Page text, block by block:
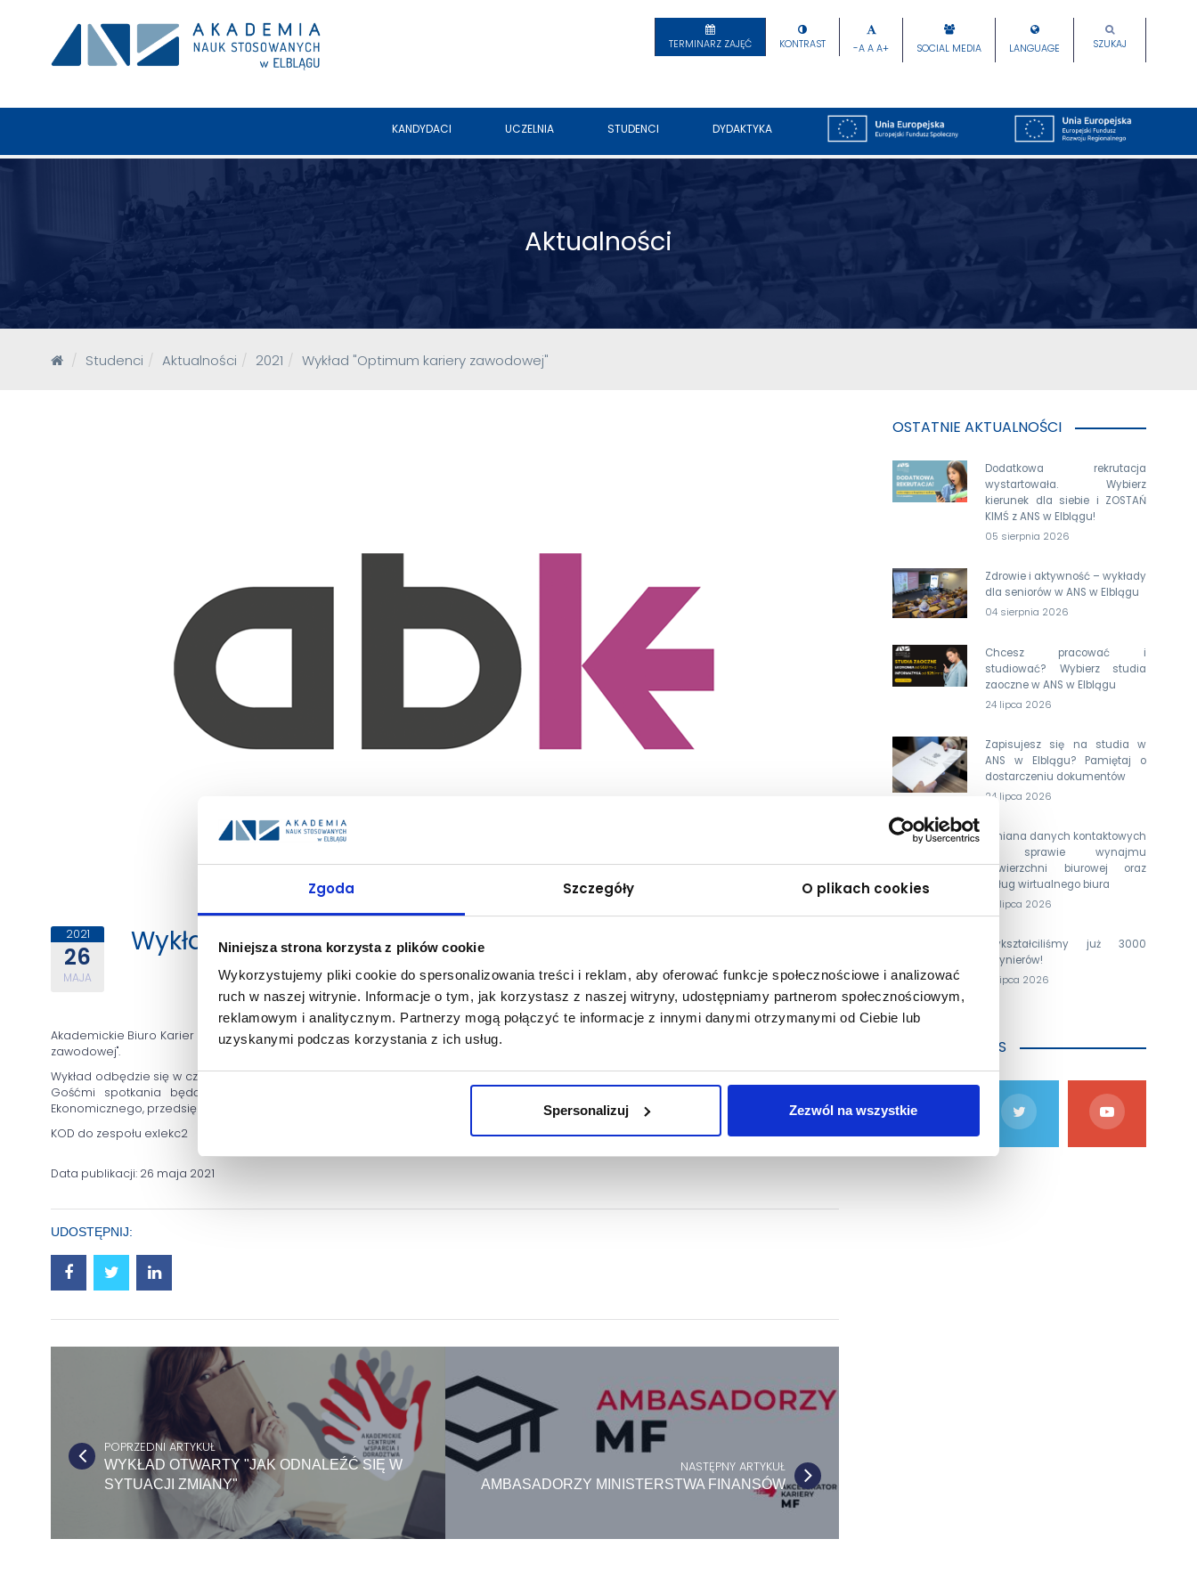
Zgoda Szczegóły O plikach cookies
Niniejsza strona korzysta z plików cookie
Wykorzystujemy pliki cookie do spersonalizowania treści i reklam, aby oferować funkcje społecznościowe i analizować
ruch w naszej witrynie. Informacje o tym, jak korzystasz z naszej witryny, udostępniamy partnerom społecznościowym,
reklamowym i analitycznym. Partnerzy mogą połączyć te informacje z innymi danymi otrzymanymi od Ciebie lub
uzyskanymi podczas korzystania z ich usług.
Spersonalizuj Zezwól na wszystkie
TERMINARZ ZAJĘĆ KONTRAST -A A A+ SOCIAL MEDIA LANGUAGE SZUKAJ
KANDYDACI UCZELNIA STUDENCI DYDAKTYKA
Aktualności
Studenci Aktualności 2021 Wykład "Optimum kariery zawodowej"
2021
26
MAJA
Wykład "Optimum kariery zawodowej"
Akademickie Biuro Karier zaprasza studentów II roku na wykład w ramach przedmiotu Kultura Społeczna i Zawodowa pt. "Optimum kariery
zawodowej".
Wykład odbędzie się w czwartek 27 maja 2021o godz. 14.00 na platformie TEAMS, a poprowadzi go doradca zawodowy Paweł Kulasiewicz.
Gośćmi spotkania będą: Weronika Wójcik - przewodnicząca Rady Studentów oraz Krzysztof Wilczewski - absolwent Instytutu
Ekonomicznego, przedsiębiorca, trener kompetencji miękkich.
KOD do zespołu exlekc2
Data publikacji: 26 maja 2021
UDOSTĘPNIJ:
POPRZEDNI ARTYKUŁ
WYKŁAD OTWARTY "JAK ODNALEŹĆ SIĘ W
SYTUACJI ZMIANY"
NASTĘPNY ARTYKUŁ
AMBASADORZY MINISTERSTWA FINANSÓW
OSTATNIE AKTUALNOŚCI
Dodatkowa rekrutacja
wystartowała. Wybierz
kierunek dla siebie i ZOSTAŃ
KIMŚ z ANS w Elblągu!
05 sierpnia 2026
Zdrowie i aktywność – wykłady
dla seniorów w ANS w Elblągu
04 sierpnia 2026
Chcesz pracować i
studiować? Wybierz studia
zaoczne w ANS w Elblągu
24 lipca 2026
Zapisujesz się na studia w
ANS w Elblągu? Pamiętaj o
dostarczeniu dokumentów
24 lipca 2026
Zmiana danych kontaktowych
w sprawie wynajmu
powierzchni biurowej oraz
usług wirtualnego biura
24 lipca 2026
Wykształciliśmy już 3000
inżynierów!
15 lipca 2026
DOŁĄCZ DO NAS